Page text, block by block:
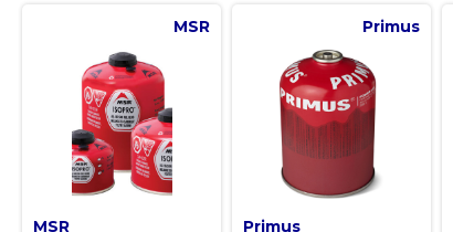
MSR
MSR
Primus
Primus